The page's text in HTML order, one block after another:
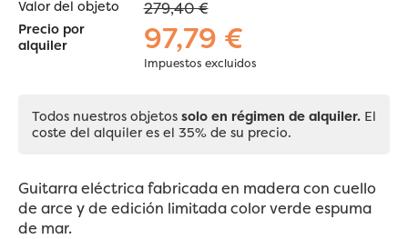
Valor del objeto 279,40 €
Precio por
alquiler
97,79 €
Impuestos excluidos
Todos nuestros objetos solo en régimen de alquiler. El
coste del alquiler es el 35% de su precio.
Guitarra eléctrica fabricada en madera con cuello
de arce y de edición limitada color verde espuma
de mar.